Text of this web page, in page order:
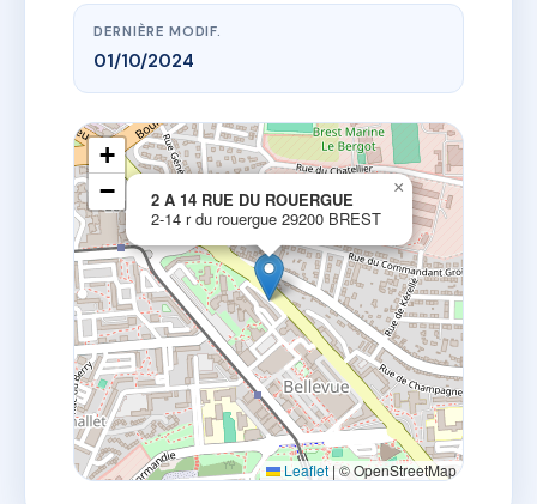
DERNIÈRE MODIF.
01/10/2024
2 A 14 RUE DU ROUERGUE
2-14 r du rouergue 29200 BREST
×
+
−
Leaflet |© OpenStreetMap